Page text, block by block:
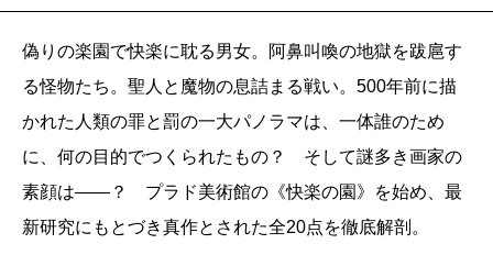
偽りの楽園で快楽に耽る男女。阿鼻叫喚の地獄を跋扈す
る怪物たち。聖人と魔物の息詰まる戦い。500年前に描
かれた人類の罪と罰の一大パノラマは、一体誰のため
に、何の目的でつくられたもの？ そして謎多き画家の
素顔は――？ プラド美術館の《快楽の園》を始め、最
新研究にもとづき真作とされた全20点を徹底解剖。